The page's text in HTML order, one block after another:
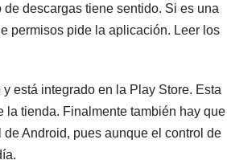
descargas tiene sentido. Si es una
permisos pide la aplicación. Leer los
está integrado en la Play Store. Esta
tienda. Finalmente también hay que
Android, pues aunque el control de